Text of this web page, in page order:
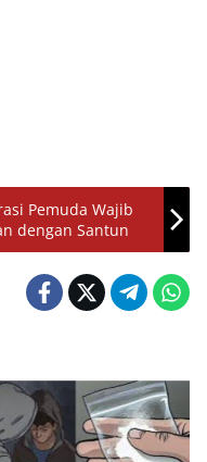
Pemuda Wajib
dengan Santun